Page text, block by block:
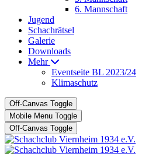
6. Mannschaft
Jugend
Schachrätsel
Galerie
Downloads
Mehr
Eventseite BL 2023/24
Klimaschutz
Off-Canvas Toggle
Mobile Menu Toggle
Off-Canvas Toggle